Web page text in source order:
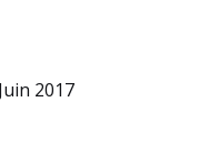
2017